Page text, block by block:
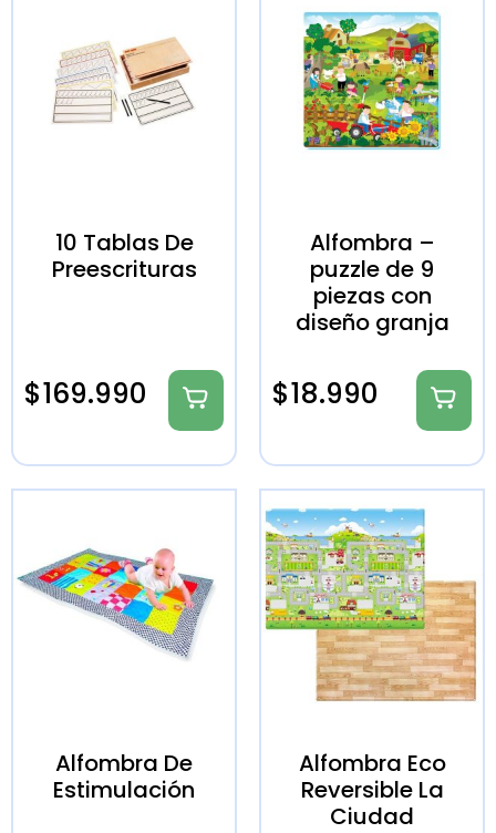
10 Tablas De
Preescrituras
$169.990
Alfombra –
puzzle de 9
piezas con
diseño granja
$18.990
Alfombra De
Estimulación
Alfombra Eco
Reversible La
Ciudad